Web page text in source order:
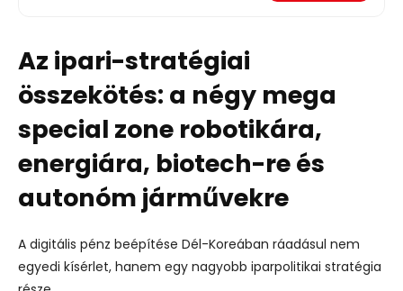
Az ipari-stratégiai
összekötés: a négy mega
special zone robotikára,
energiára, biotech-re és
autonóm járművekre
A digitális pénz beépítése Dél-Koreában ráadásul nem
egyedi kísérlet, hanem egy nagyobb iparpolitikai stratégia